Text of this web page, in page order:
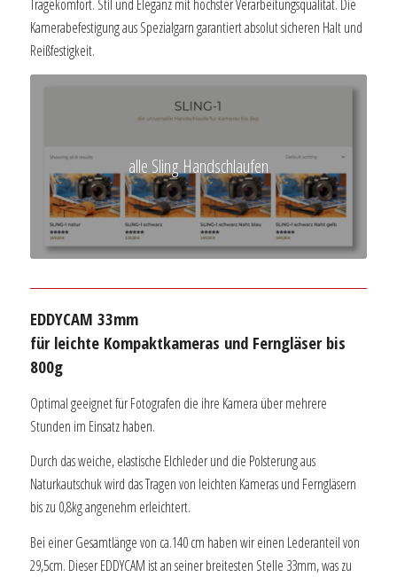
Tragekomfort. Stil und Eleganz mit höchster Verarbeitungsqualität. Die
Kamerabefestigung aus Spezialgarn garantiert absolut sicheren Halt und
Reißfestigkeit.
alle Sling Handschlaufen
EDDYCAM 33mm
für leichte Kompaktkameras und Ferngläser bis
800g
Optimal geeignet für Fotografen die ihre Kamera über mehrere
Stunden im Einsatz haben.
Durch das weiche, elastische Elchleder und die Polsterung aus
Naturkautschuk wird das Tragen von leichten Kameras und Ferngläsern
bis zu 0,8kg angenehm erleichtert.
Bei einer Gesamtlänge von ca.140 cm haben wir einen Lederanteil von
29,5cm. Dieser EDDYCAM ist an seiner breitesten Stelle 33mm, was zu